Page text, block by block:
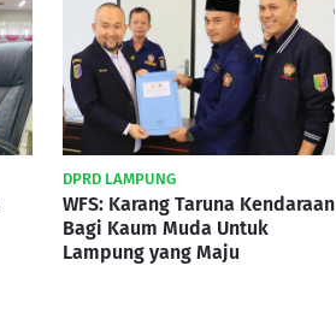
DPRD LAMPUNG
WFS: Karang Taruna Kendaraan
Bagi Kaum Muda Untuk
Lampung yang Maju